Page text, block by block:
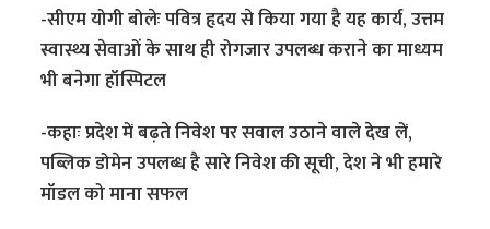
-सीएम योगी बोलेः पवित्र हृदय से किया गया है यह कार्य, उत्तम
स्वास्थ्य सेवाओं के साथ ही रोगजार उपलब्ध कराने का माध्यम
भी बनेगा हॉस्पिटल
-कहाः प्रदेश में बढ़ते निवेश पर सवाल उठाने वाले देख लें,
पब्लिक डोमेन उपलब्ध है सारे निवेश की सूची, देश ने भी हमारे
मॉडल को माना सफल